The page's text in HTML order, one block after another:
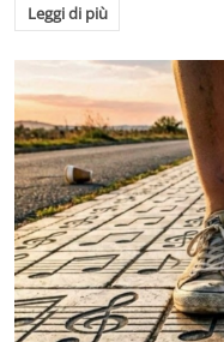
Leggi di più